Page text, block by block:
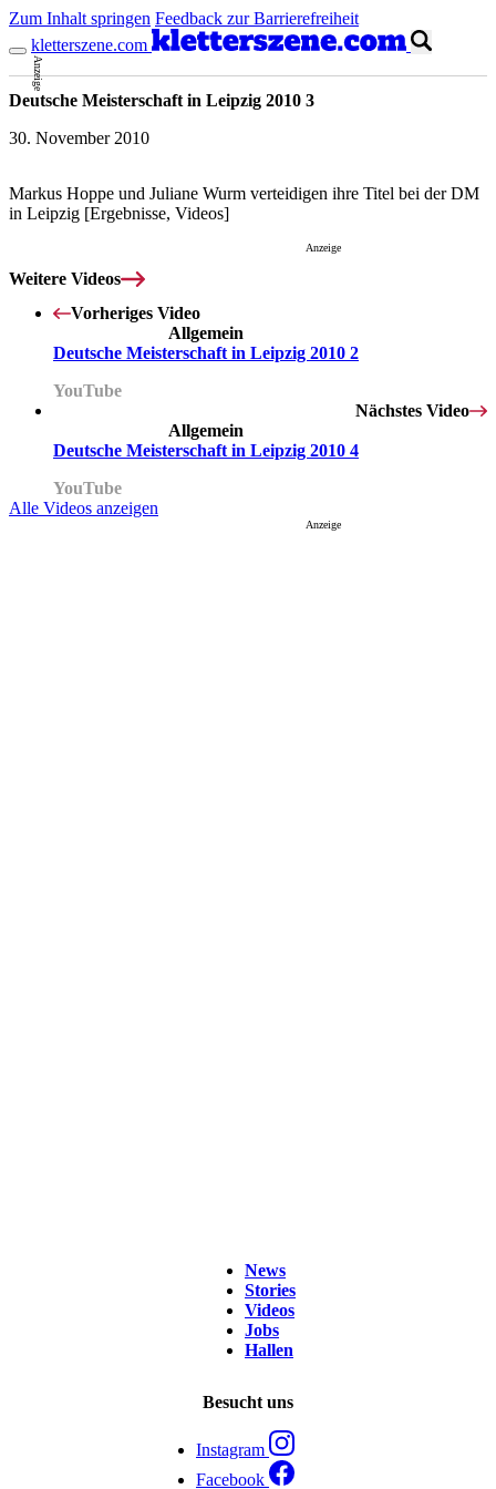
Zum Inhalt springen Feedback zur Barrierefreiheit
kletterszene.com
Anzeige
Deutsche Meisterschaft in Leipzig 2010 3
30. November 2010
Mit dem Laden des Videos akzeptierst du die
Markus Hoppe und Juliane Wurm verteidigen ihre Titel bei der DM
in Leipzig [Ergebnisse, Videos]
Anzeige
Weitere Videos
Vorheriges Video
Allgemein
Deutsche Meisterschaft in Leipzig 2010 2
YouTube
Nächstes Video
Allgemein
Deutsche Meisterschaft in Leipzig 2010 4
YouTube
Alle Videos anzeigen
Anzeige
News
Stories
Videos
Jobs
Hallen
Besucht uns
Instagram
Facebook